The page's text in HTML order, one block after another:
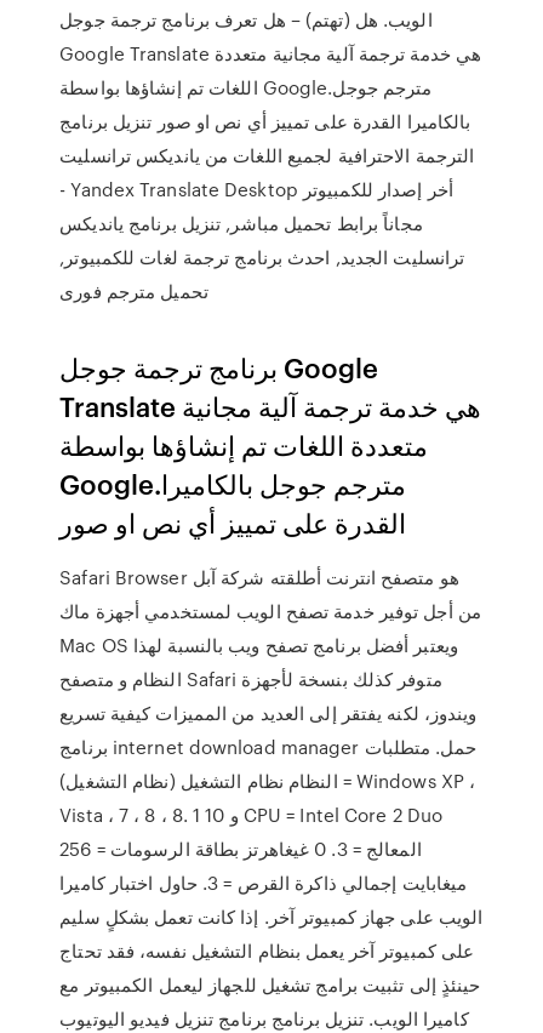
الويب. هل (تهتم) – هل تعرف برنامج ترجمة جوجل
Google Translate هي خدمة ترجمة آلية مجانية متعددة
اللغات تم إنشاؤها بواسطة Google.مترجم جوجل
بالكاميرا القدرة على تمييز أي نص او صور تنزيل برنامج
الترجمة الاحترافية لجميع اللغات من يانديكس ترانسليت
- Yandex Translate Desktop أخر إصدار للكمبيوتر
مجاناً برابط تحميل مباشر, تنزيل برنامج يانديكس
ترانسليت الجديد, احدث برنامج ترجمة لغات للكمبيوتر,
تحميل مترجم فورى
برنامج ترجمة جوجل Google
Translate هي خدمة ترجمة آلية مجانية
متعددة اللغات تم إنشاؤها بواسطة
Google.مترجم جوجل بالكاميرا
القدرة على تمييز أي نص او صور
Safari Browser هو متصفح انترنت أطلقته شركة آبل
من أجل توفير خدمة تصفح الويب لمستخدمي أجهزة ماك
Mac OS ويعتبر أفضل برنامج تصفح ويب بالنسبة لهذا
النظام و متصفح Safari متوفر كذلك بنسخة لأجهزة
ويندوز، لكنه يفتقر إلى العديد من المميزات كيفية تسريع
برنامج internet download manager حمل. متطلبات
النظام نظام التشغيل (نظام التشغيل) = Windows XP ،
Vista ، 7 ، 8 ، 8. 1 و 10 CPU = Intel Core 2 Duo
المعالج = 3. 0 غيغاهرتز بطاقة الرسومات = 256
ميغابايت إجمالي ذاكرة القرص = 3. حاول اختبار كاميرا
الويب على جهاز كمبيوتر آخر. إذا كانت تعمل بشكلٍ سليم
على كمبيوتر آخر يعمل بنظام التشغيل نفسه، فقد تحتاج
حينئذٍ إلى تثبيت برامج تشغيل للجهاز ليعمل الكمبيوتر مع
كاميرا الويب. تنزيل برنامج برنامج تنزيل فيديو اليوتيوب